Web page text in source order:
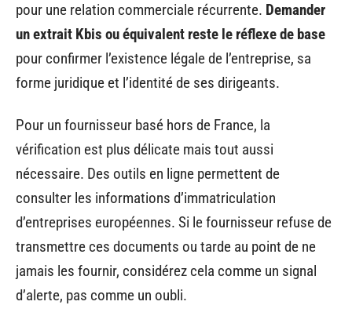
pour une relation commerciale récurrente. Demander
un extrait Kbis ou équivalent reste le réflexe de base
pour confirmer l’existence légale de l’entreprise, sa
forme juridique et l’identité de ses dirigeants.
Pour un fournisseur basé hors de France, la
vérification est plus délicate mais tout aussi
nécessaire. Des outils en ligne permettent de
consulter les informations d’immatriculation
d’entreprises européennes. Si le fournisseur refuse de
transmettre ces documents ou tarde au point de ne
jamais les fournir, considérez cela comme un signal
d’alerte, pas comme un oubli.